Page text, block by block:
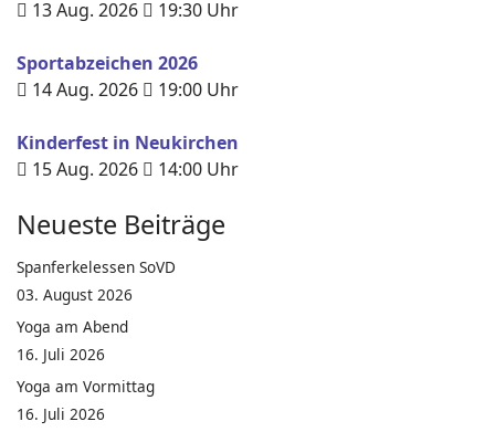
13 Aug. 2026
19:30 Uhr
Sportabzeichen 2026
14 Aug. 2026
19:00 Uhr
Kinderfest in Neukirchen
15 Aug. 2026
14:00 Uhr
Neueste Beiträge
Spanferkelessen SoVD
03. August 2026
Yoga am Abend
16. Juli 2026
Yoga am Vormittag
16. Juli 2026